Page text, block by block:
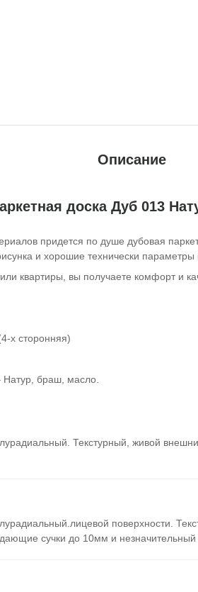
Описание
доска Дуб 013
придется по душе дубовая
и хорошие технически параметры
квартиры, вы получаете комфорт и
х сторонняя)
Натур, браш масло.
Текстурный, живой
поверхности.
сучки до 10мм и незначительный